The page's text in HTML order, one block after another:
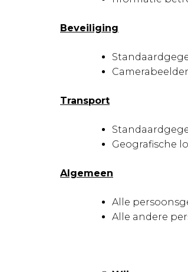
Beveiliging
Transport
Geografische
Algemeen
Alle
Alle andere